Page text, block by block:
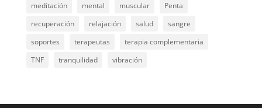
meditación
mental muscular
Penta
recuperación
relajación salud
sangre
soportes
terapeutas
terapia complementaria
TNF
tranquilidad vibración